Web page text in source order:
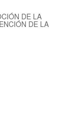
DE LA
DE LA